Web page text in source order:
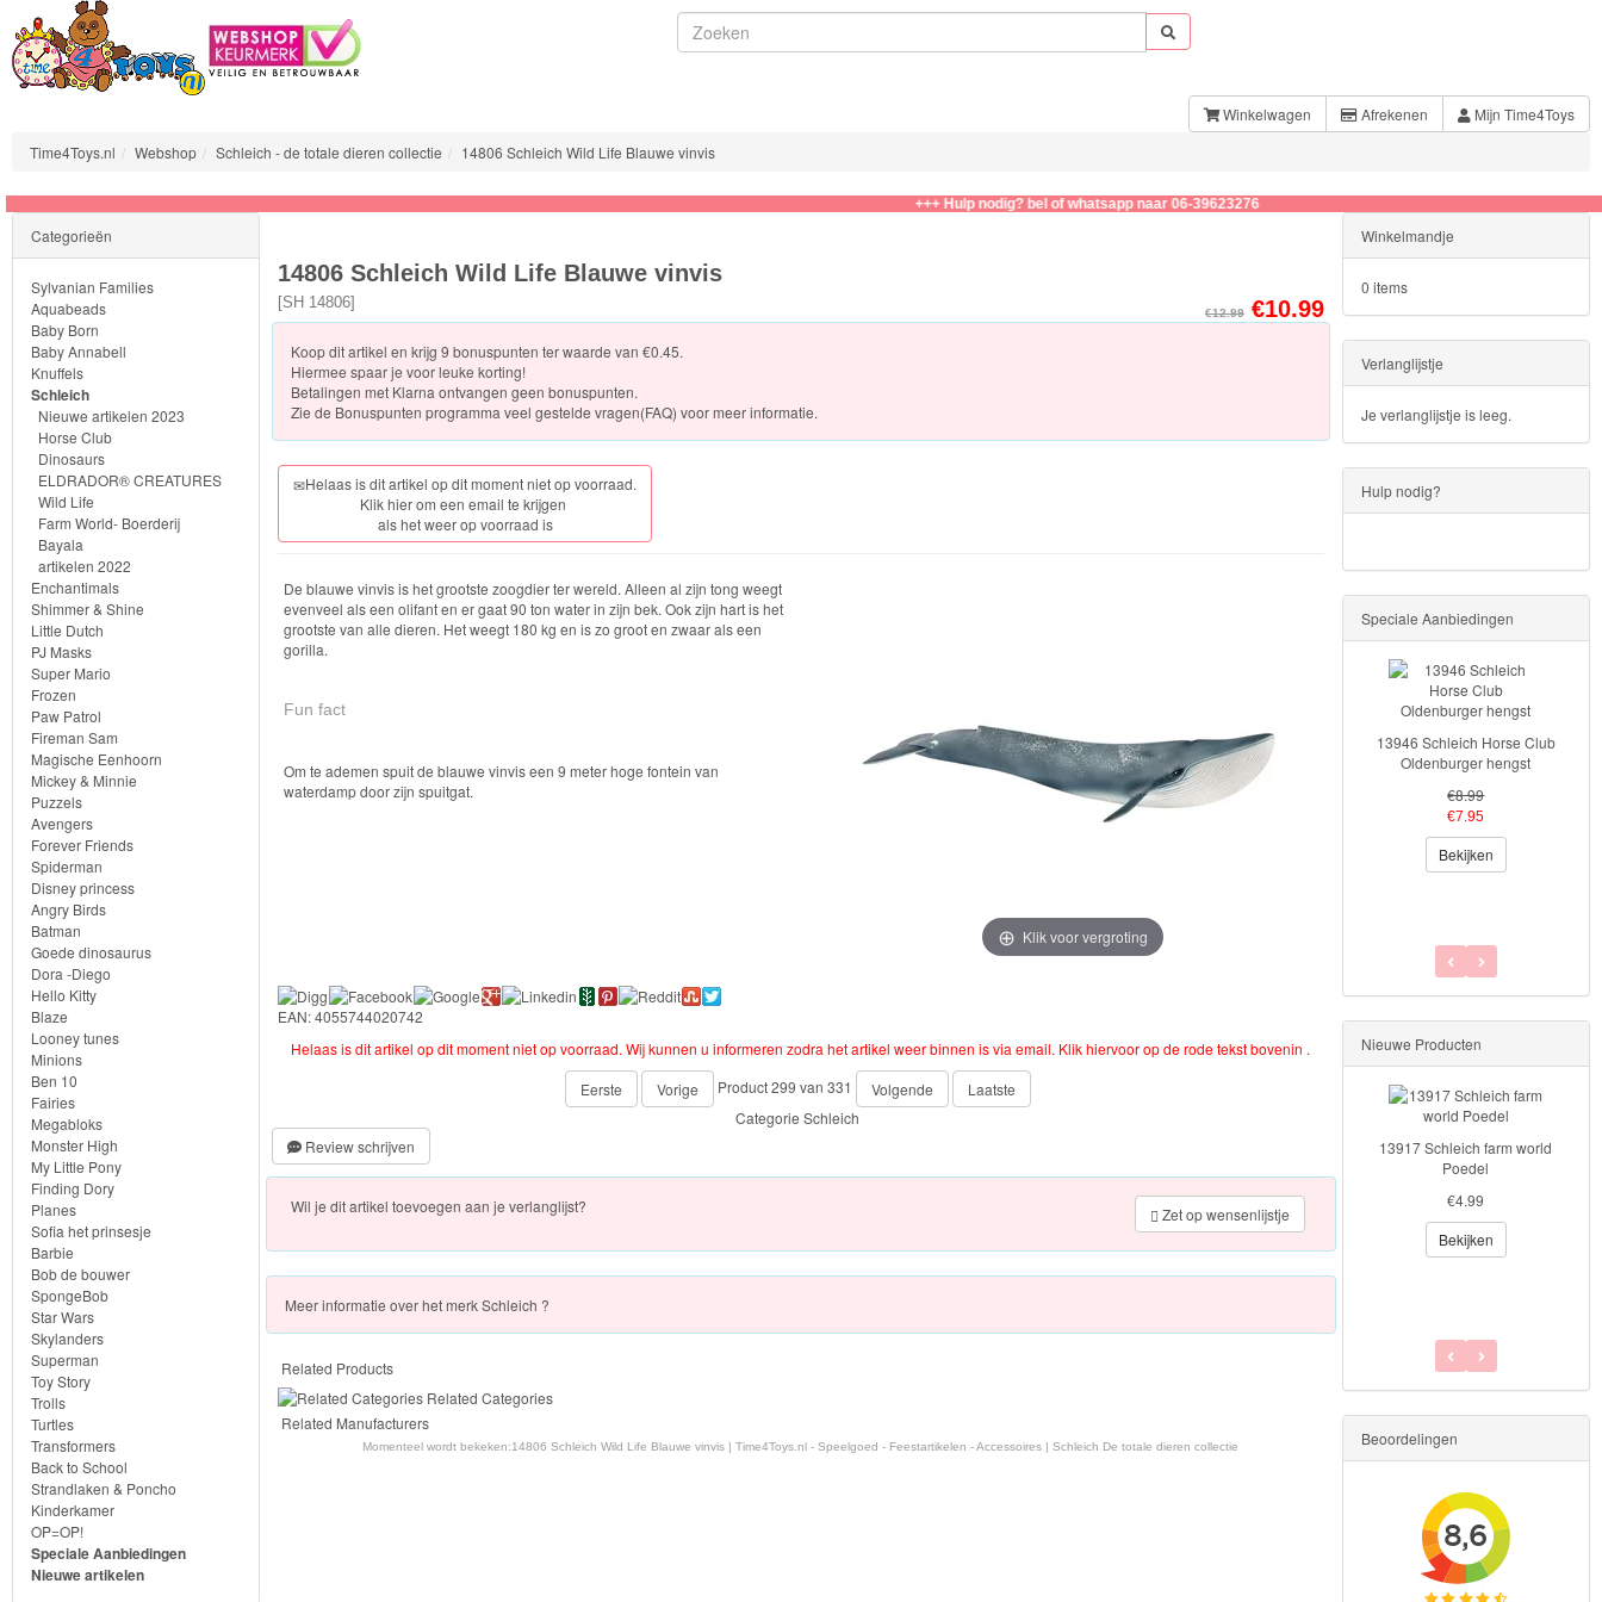
Winkelwagen Afrekenen Mijn Time4Toys
Sylvanian
Families
Aquabeads
Baby
Born
Baby
Annabell
Knuffels
Schleich
Nieuwe
artikelen
2023
Horse
Club
Dinosaurs
ELDRADOR®
CREATURES
Wild
Life
Farm
World-
Boerderij
Bayala
artikelen
2022
Enchantimals
Shimmer
&
Shine
Little
Dutch
Time4Toys.nl Webshop Schleich - de totale dieren collectie 14806 Schleich Wild Life Blauwe vinvis
+++ Hulp nodig? bel of whatsapp naar 06-39623276
€12.99 €10.99
14806 Schleich Wild Life Blauwe vinvis
[SH 14806]
Koop dit artikel en krijg 9 bonuspunten ter waarde van €0.45.
Hiermee spaar je voor leuke korting!
Betalingen met Klarna ontvangen geen bonuspunten.
Zie de Bonuspunten programma veel gestelde vragen(FAQ) voor meer informatie.
Helaas is dit artikel op dit moment niet op voorraad.
Klik hier om een email te krijgen
als het weer op voorraad is
Klik voor vergroting
De blauwe vinvis is het grootste zoogdier ter wereld. Alleen al zijn tong weegt
evenveel als een olifant en er gaat 90 ton water in zijn bek. Ook zijn hart is het
grootste van alle dieren. Het weegt 180 kg en is zo groot en zwaar als een
gorilla.
Fun fact
Om te ademen spuit de blauwe vinvis een 9 meter hoge fontein van
waterdamp door zijn spuitgat.
EAN: 4055744020742
Helaas is dit artikel op dit moment niet op voorraad. Wij kunnen u informeren zodra het artikel weer binnen is via email. Klik hiervoor op de rode tekst bovenin .
Eerste
Vorige Product 299 van 331 Volgende
Laatste
CategorieSchleich
Review schrijven
Wil je dit artikel toevoegen aan je verlanglijst? Zet op wensenlijstje
Meerinformatie over het merkSchleich ?
Related Products
Related Categories
Related Manufacturers
Momenteel wordt bekeken:14806 Schleich Wild Life Blauwe vinvis | Time4Toys.nl - Speelgoed - Feestartikelen - Accessoires | Schleich De totale dieren collectie
Categorieën
Sylvanian Families
Aquabeads
Baby Born
Baby Annabell
Knuffels
Schleich
Nieuwe artikelen 2023
Horse Club
Dinosaurs
ELDRADOR® CREATURES
Wild Life
Farm World- Boerderij
Bayala
artikelen 2022
Enchantimals
Shimmer & Shine
Little Dutch
PJ Masks
Super Mario
Frozen
Paw Patrol
Fireman Sam
Magische Eenhoorn
Mickey & Minnie
Puzzels
Avengers
Forever Friends
Spiderman
Disney princess
Angry Birds
Batman
Goede dinosaurus
Dora -Diego
Hello Kitty
Blaze
Looney tunes
Minions
Ben 10
Fairies
Megabloks
Monster High
My Little Pony
Finding Dory
Planes
Sofia het prinsesje
Barbie
Bob de bouwer
SpongeBob
Star Wars
Skylanders
Superman
Toy Story
Trolls
Turtles
Transformers
Back to School
Strandlaken & Poncho
Kinderkamer
OP=OP!
Speciale Aanbiedingen
Nieuwe artikelen
Winkelmandje
0 items
Verlanglijstje
Je verlanglijstje is leeg.
Hulp nodig?
Speciale Aanbiedingen
13946 Schleich Horse Club
Oldenburger hengst
€8.99
€7.95
Bekijken
Nieuwe Producten
€4.99
Bekijken
Trainingsset voor toernooi
€32.99
€24.95
Beoordelingen